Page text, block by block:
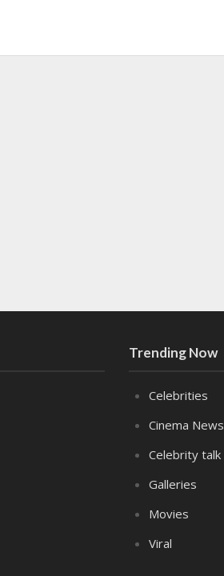
Trending Now
Celebrities
Cinema News
Celebrity talk
Galleries
Movies
Viral